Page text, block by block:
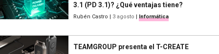
3.1 (PD 3.1)? ¿Qué ventajas tiene?
Rubén Castro | 3 agosto | Informática
TEAMGROUP presenta el T-CREATE